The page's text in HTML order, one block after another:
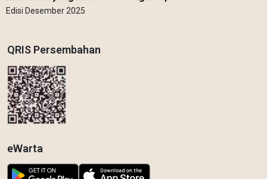
Edisi Desember 2025
QRIS Persembahan
eWarta